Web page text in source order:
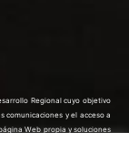
Regional cuyo objetivo
comunicaciones y el acceso a
Web propia y soluciones